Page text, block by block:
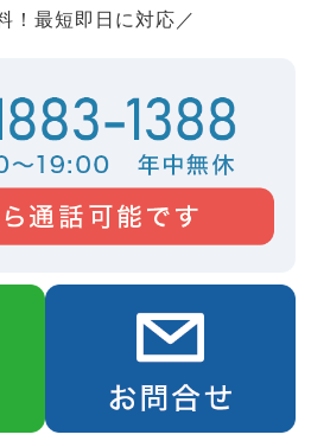
！最短即日に対応／